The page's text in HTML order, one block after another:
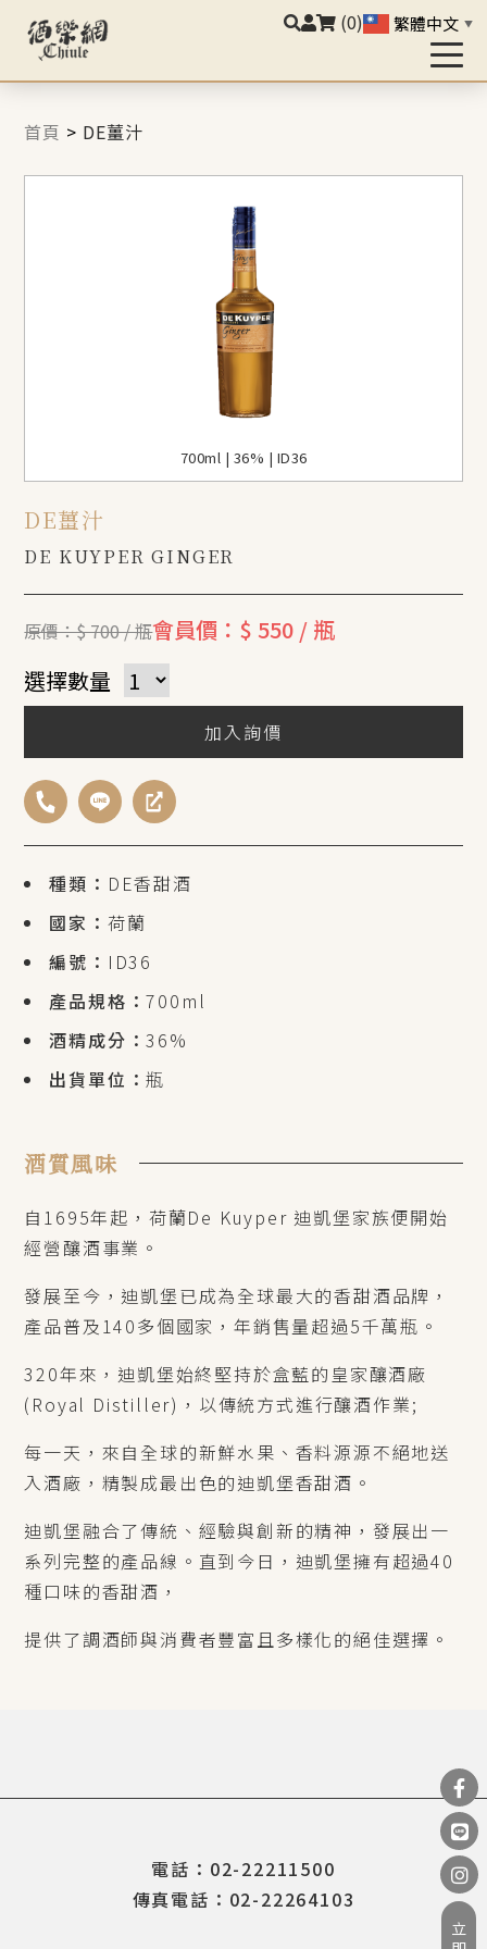
(0) 繁體中文 ▼
首頁 > DE薑汁
700ml | 36% | ID36
DE薑汁
DE KUYPER GINGER
種類： DE香甜酒
國家： 荷蘭
編號： ID36
產品規格：700ml
酒精成分：36%
出貨單位：瓶
原價：$ 700 / 瓶會員價：$ 550 / 瓶
選擇數量
加入詢價
酒質風味
自1695年起，荷蘭De Kuyper 迪凱堡家族便開始
經營釀酒事業。
發展至今，迪凱堡已成為全球最大的香甜酒品牌，
產品普及140多個國家，年銷售量超過5千萬瓶。
320年來，迪凱堡始終堅持於盒藍的皇家釀酒廠
(Royal Distiller)，以傳統方式進行釀酒作業;
每一天，來自全球的新鮮水果、香料源源不絕地送
入酒廠，精製成最出色的迪凱堡香甜酒。
迪凱堡融合了傳統、經驗與創新的精神，發展出一
系列完整的產品線。直到今日，迪凱堡擁有超過40
種口味的香甜酒，
提供了調酒師與消費者豐富且多樣化的絕佳選擇。
電話：02-22211500
傳真電話：02-22264103